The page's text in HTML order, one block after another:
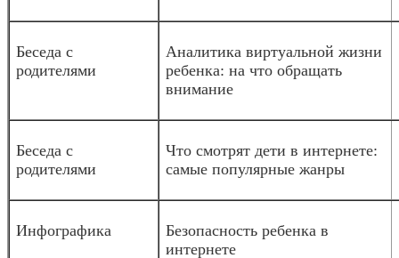
Беседа с
родителями
Аналитика виртуальной жизни
ребенка: на что обращать
внимание
Беседа с
родителями
Что смотрят дети в интернете:
самые популярные жанры
Инфографика
Безопасность ребенка в
интернете